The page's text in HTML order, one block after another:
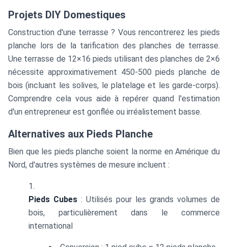
Projets DIY Domestiques
Construction d'une terrasse ? Vous rencontrerez les pieds
planche lors de la tarification des planches de terrasse.
Une terrasse de 12×16 pieds utilisant des planches de 2×6
nécessite approximativement 450-500 pieds planche de
bois (incluant les solives, le platelage et les garde-corps).
Comprendre cela vous aide à repérer quand l'estimation
d'un entrepreneur est gonflée ou irréalistement basse.
Alternatives aux Pieds Planche
Bien que les pieds planche soient la norme en Amérique du
Nord, d'autres systèmes de mesure incluent :
Pieds Cubes : Utilisés pour les grands volumes de
bois, particulièrement dans le commerce
international